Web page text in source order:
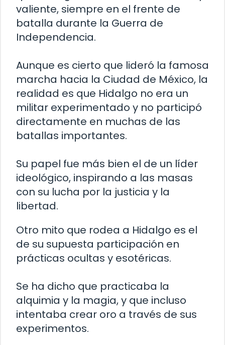
valiente, siempre en el frente de
batalla durante la Guerra de
Independencia.
Aunque es cierto que lideró la famosa
marcha hacia la Ciudad de México, la
realidad es que Hidalgo no era un
militar experimentado y no participó
directamente en muchas de las
batallas importantes.
Su papel fue más bien el de un líder
ideológico, inspirando a las masas
con su lucha por la justicia y la
libertad.
Otro mito que rodea a Hidalgo es el
de su supuesta participación en
prácticas ocultas y esotéricas.
Se ha dicho que practicaba la
alquimia y la magia, y que incluso
intentaba crear oro a través de sus
experimentos.